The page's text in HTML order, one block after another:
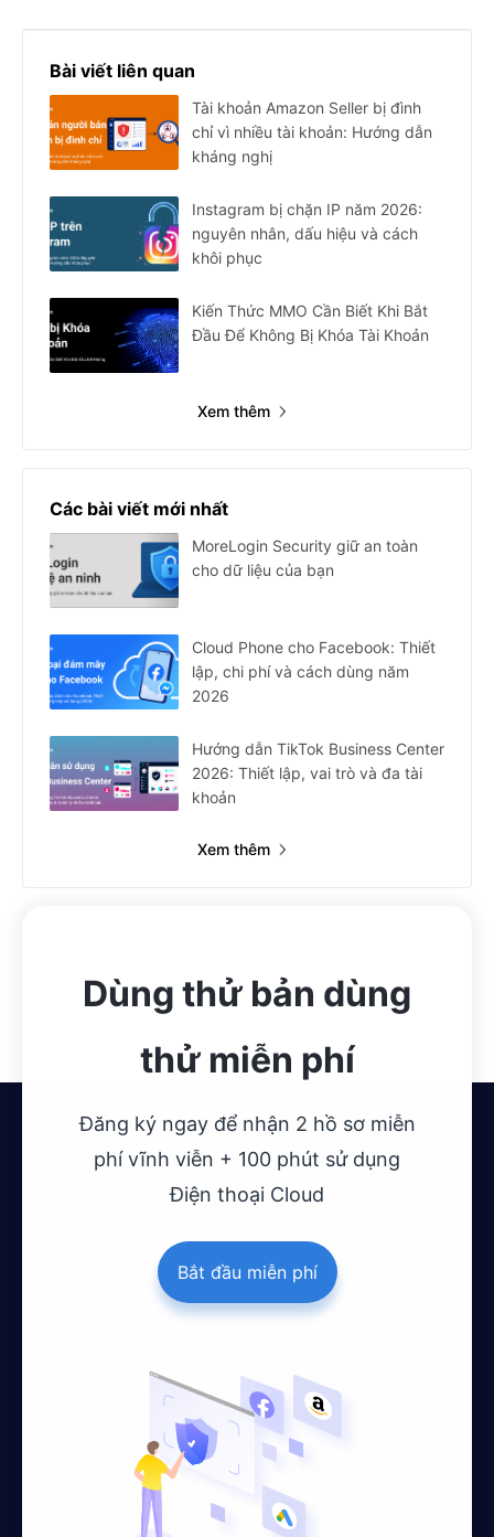
Bài viết liên quan
Tài khoản Amazon Seller bị đình
chỉ vì nhiều tài khoản: Hướng dẫn
kháng nghị
Instagram bị chặn IP năm 2026:
nguyên nhân, dấu hiệu và cách
khôi phục
Kiến Thức MMO Cần Biết Khi Bắt
Đầu Để Không Bị Khóa Tài Khoản
Xem thêm
Các bài viết mới nhất
MoreLogin Security giữ an toàn
cho dữ liệu của bạn
Cloud Phone cho Facebook: Thiết
lập, chi phí và cách dùng năm
2026
Hướng dẫn TikTok Business Center
2026: Thiết lập, vai trò và đa tài
khoản
Xem thêm
Dùng thử bản dùng
thử miễn phí
Đăng ký ngay để nhận 2 hồ sơ miễn
phí vĩnh viễn + 100 phút sử dụng
Điện thoại Cloud
Bắt đầu miễn phí